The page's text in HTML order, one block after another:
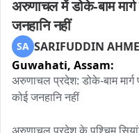
कोरवा गांव से प्रतापगढ़ के
घायलों को जिला अस्पताल और
पिकअप में 30 लोग थे
अरुणाचल में डोके-बाम
जनहानि नहीं
SA SARIFUDDIN
Guwahati, Assam:
अरुणाचल प्रदेश: डोके-बाम मार्ग
कोई जनहानि नहीं
अरुणाचल प्रदेश के पश्चिम